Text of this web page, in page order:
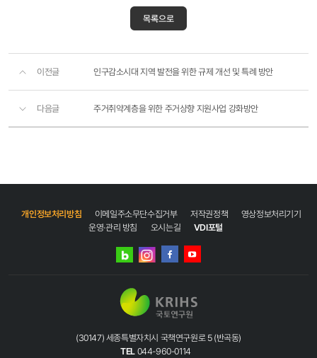
목록으로
이전글 인구감소시대 지역 발전을 위한 규제 개선 및 특례 방안
다음글 주거취약계층을 위한 주거상향 지원사업 강화방안
개인정보처리방침 이메일주소무단수집거부 저작권정책
영상정보처리기기
운영·관리 방침
오시는길 VDI포털
네이버
인스타그램
(30147) 세종특별자치시 국책연구원로 5 (반곡동)
TEL 044-960-0114